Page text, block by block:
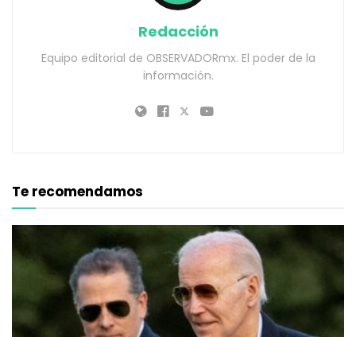
Redacción
Equipo editorial de OBSERVADORmx. El poder de la
información.
Te recomendamos